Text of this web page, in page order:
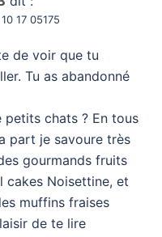
17 05175
de voir que tu
Tu as abandonné
petits chats ? En tous
part je savoure très
gourmands fruits
cakes Noisettine, et
muffins fraises
de te lire